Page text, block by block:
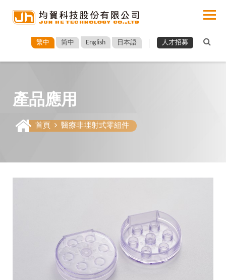
繁中 简中 English 日本語 人才招募
產品應用
首頁 醫療非埋射式零組件